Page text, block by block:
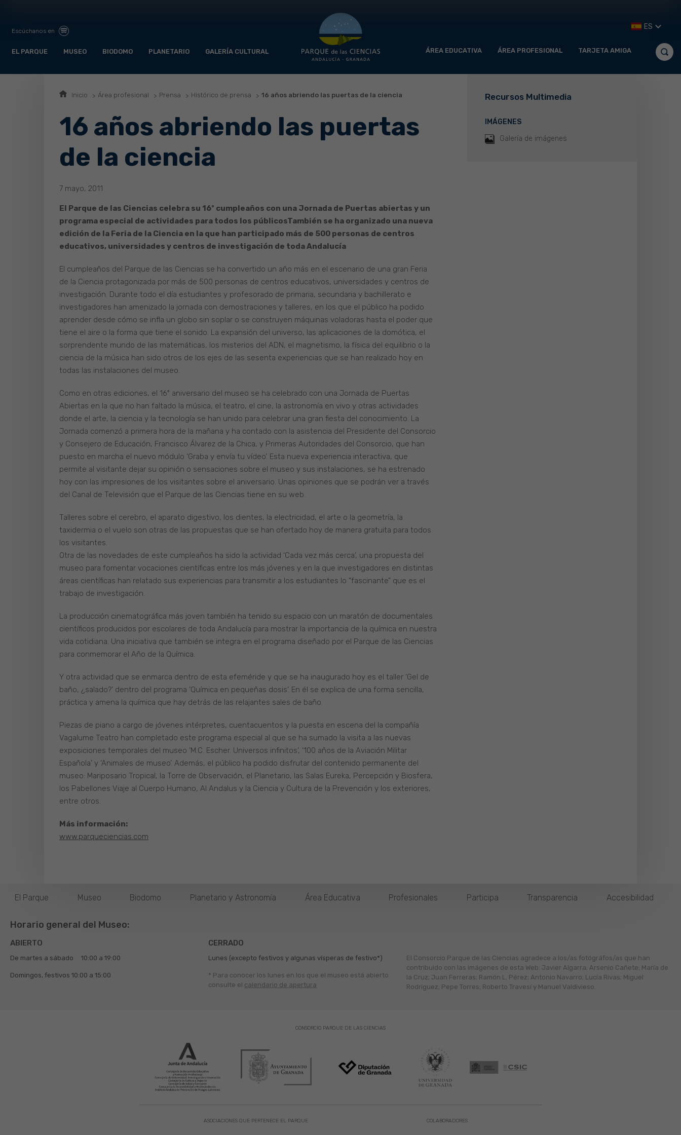
Escúchanos en
EL PARQUE MUSEO BIODOMO PLANETARIO GALERÍA CULTURAL ÁREA EDUCATIVA ÁREA PROFESIONAL TARJETA AMIGA
ES
Inicio Área profesional Prensa Histórico de prensa 16 años abriendo las puertas de la ciencia
16 años abriendo las puertas
de la ciencia
7 mayo, 2011
El Parque de las Ciencias celebra su 16º cumpleaños con una Jornada de Puertas abiertas y un
programa especial de actividades para todos los públicosTambién se ha organizado una nueva
edición de la Feria de la Ciencia en la que han participado más de 500 personas de centros
educativos, universidades y centros de investigación de toda Andalucía
El cumpleaños del Parque de las Ciencias se ha convertido un año más en el escenario de una gran Feria
de la Ciencia protagonizada por más de 500 personas de centros educativos, universidades y centros de
investigación. Durante todo el día estudiantes y profesorado de primaria, secundaria y bachillerato e
investigadores han amenizado la jornada con demostraciones y talleres, en los que el público ha podido
aprender desde cómo se infla un globo sin soplar o se construyen máquinas voladoras hasta el poder que
tiene el aire o la forma que tiene el sonido. La expansión del universo, las aplicaciones de la domótica, el
sorprendente mundo de las matemáticas, los misterios del ADN, el magnetismo, la física del equilibrio o la
ciencia de la música han sido otros de los ejes de las sesenta experiencias que se han realizado hoy en
todas las instalaciones del museo.
Como en otras ediciones, el 16º aniversario del museo se ha celebrado con una Jornada de Puertas
Abiertas en la que no han faltado la música, el teatro, el cine, la astronomía en vivo y otras actividades
donde el arte, la ciencia y la tecnología se han unido para celebrar una gran fiesta del conocimiento. La
Jornada comenzó a primera hora de la mañana y ha contado con la asistencia del Presidente del Consorcio
y Consejero de Educación, Francisco Álvarez de la Chica, y Primeras Autoridades del Consorcio, que han
puesto en marcha el nuevo módulo ‘Graba y envía tu vídeo’. Esta nueva experiencia interactiva, que
permite al visitante dejar su opinión o sensaciones sobre el museo y sus instalaciones, se ha estrenado
hoy con las impresiones de los visitantes sobre el aniversario. Unas opiniones que se podrán ver a través
del Canal de Televisión que el Parque de las Ciencias tiene en su web.
Talleres sobre el cerebro, el aparato digestivo, los dientes, la electricidad, el arte o la geometría, la
taxidermia o el vuelo son otras de las propuestas que se han ofertado hoy de manera gratuita para todos
los visitantes.
Otra de las novedades de este cumpleaños ha sido la actividad ‘Cada vez más cerca’, una propuesta del
museo para fomentar vocaciones científicas entre los más jóvenes y en la que investigadores en distintas
áreas científicas han relatado sus experiencias para transmitir a los estudiantes lo “fascinante” que es el
trabajo de investigación.
La producción cinematográfica más joven también ha tenido su espacio con un maratón de documentales
científicos producidos por escolares de toda Andalucía para mostrar la importancia de la química en nuestra
vida cotidiana. Una iniciativa que también se integra en el programa diseñado por el Parque de las Ciencias
para conmemorar el Año de la Química.
Y otra actividad que se enmarca dentro de esta efeméride y que se ha inaugurado hoy es el taller ‘Gel de
baño, ¿salado?’ dentro del programa ‘Química en pequeñas dosis’. En él se explica de una forma sencilla,
práctica y amena la química que hay detrás de las relajantes sales de baño.
Piezas de piano a cargo de jóvenes intérpretes, cuentacuentos y la puesta en escena del la compañía
Vagalume Teatro han completado este programa especial al que se ha sumado la visita a las nuevas
exposiciones temporales del museo ‘M.C. Escher. Universos infinitos’, ‘100 años de la Aviación Militar
Española’ y ‘Animales de museo’. Además, el público ha podido disfrutar del contenido permanente del
museo: Mariposario Tropical, la Torre de Observación, el Planetario, las Salas Eureka, Percepción y Biosfera,
los Pabellones Viaje al Cuerpo Humano, Al Andalus y la Ciencia y Cultura de la Prevención y los exteriores,
entre otros.
Más información:
www.parqueciencias.com
Recursos Multimedia
IMÁGENES
Galería de imágenes
El Parque Museo Biodomo Planetario y Astronomía Área Educativa Profesionales Participa Transparencia Accesibilidad
Horario general del Museo:
ABIERTO
De martes a sábado 10:00 a 19:00
Domingos, festivos 10:00 a 15:00
CERRADO
Lunes (excepto festivos y algunas vísperas de festivo*)
* Para conocer los lunes en los que el museo está abierto
consulte el calendario de apertura
El Consorcio Parque de las Ciencias agradece a los/as fotógráfos/as que han
contribuido con las imágenes de esta Web: Javier Algarra; Arsenio Cañete; María de
la Cruz; Juan Ferreras; Ramón L. Pérez; Antonio Navarro; Lucía Rivas; Miguel
Rodríguez; Pepe Torres; Roberto Travesí y Manuel Valdivieso.
ASOCIACIONES QUE PERTENECE EL PARQUE
CONSORCIO PARQUE DE LAS CIENCIAS
COLABORADORES